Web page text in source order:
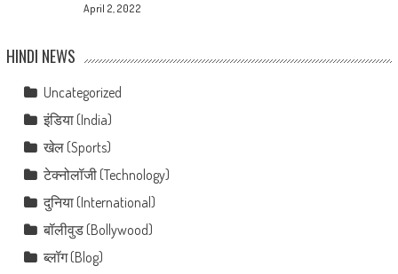
April 2, 2022
HINDI NEWS
Uncategorized
इंडिया (India)
खेल (Sports)
टेक्नोलॉजी (Technology)
दुनिया (International)
बॉलीवुड (Bollywood)
ब्लॉग (Blog)